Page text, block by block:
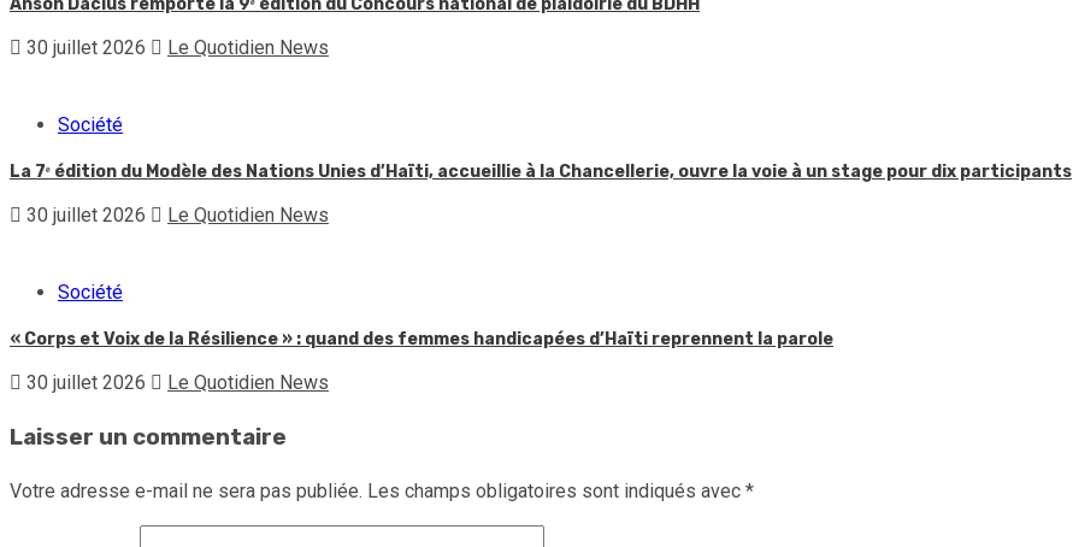
Anson Dacius remporte la 9ᵉ édition du Concours national de plaidoirie du BDHH
30 juillet 2026 Le Quotidien News
Société
La 7ᵉ édition du Modèle des Nations Unies d’Haïti, accueillie à la Chancellerie, ouvre la voie à un stage pour dix participants
30 juillet 2026 Le Quotidien News
Société
« Corps et Voix de la Résilience » : quand des femmes handicapées d’Haïti reprennent la parole
30 juillet 2026 Le Quotidien News
Laisser un commentaire
Votre adresse e-mail ne sera pas publiée. Les champs obligatoires sont indiqués avec *